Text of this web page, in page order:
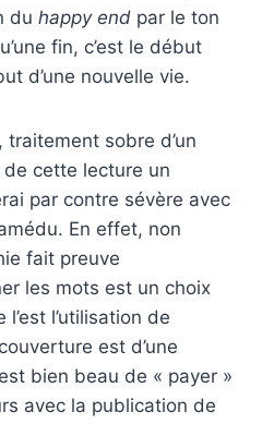
du happy end par le ton
fin, c’est le début
d’une nouvelle vie.
sobre d’un
cette lecture un
par contre sévère avec
En effet, non
fait preuve
les mots est un choix
l’utilisation de
est d’une
bien beau de « payer »
avec la publication de